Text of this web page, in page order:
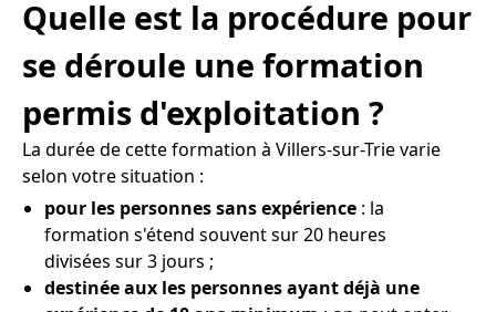
Quelle est la procédure pour
se déroule une formation
permis d'exploitation ?
La durée de cette formation à Villers-sur-Trie varie
selon votre situation :
pour les personnes sans expérience : la
formation s'étend souvent sur 20 heures
divisées sur 3 jours ;
destinée aux les personnes ayant déjà une